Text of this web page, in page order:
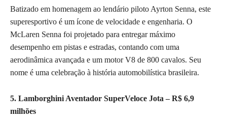
Batizado em homenagem ao lendário piloto Ayrton Senna, este
superesportivo é um ícone de velocidade e engenharia. O
McLaren Senna foi projetado para entregar máximo
desempenho em pistas e estradas, contando com uma
aerodinâmica avançada e um motor V8 de 800 cavalos. Seu
nome é uma celebração à história automobilística brasileira.
5. Lamborghini Aventador SuperVeloce Jota – R$ 6,9
milhões